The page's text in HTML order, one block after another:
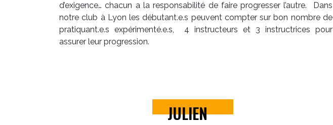
d’exigence… chacun a la responsabilité de faire progresser l’autre. Dans
notre club à Lyon les débutant.e.s peuvent compter sur bon nombre de
pratiquant.e.s expérimenté.e.s, 4 instructeurs et 3 instructrices pour
assurer leur progression.
JULIEN